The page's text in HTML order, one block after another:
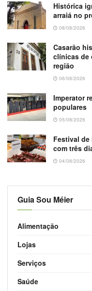
Histórica
arraiá no
08/08/2026
Casarão
clínicas de
região
06/08/2026
Imperator
populares
05/08/2026
Festival
com três
04/08/2026
Guia Sou Méier
Alimentação
Lojas
Serviços
Saúde